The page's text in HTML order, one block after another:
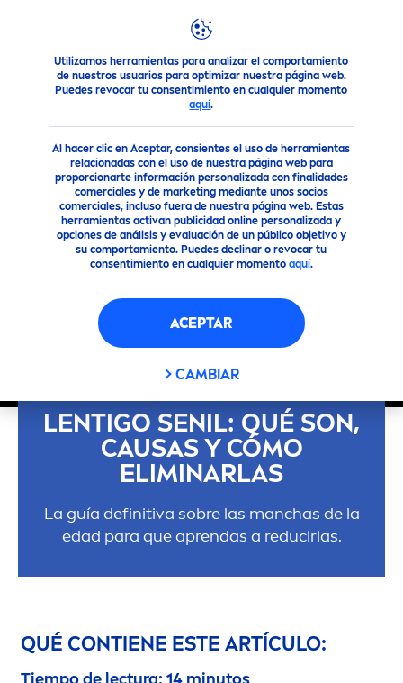
Utilizamos herramientas para analizar el comportamiento
de nuestros usuarios para optimizar nuestra página web.
Puedes revocar tu consentimiento en cualquier momento
aquí.
Al hacer clic en Aceptar, consientes el uso de herramientas
relacionadas con el uso de nuestra página web para
proporcionarte información personalizada con finalidades
comerciales y de marketing mediante unos socios
comerciales, incluso fuera de nuestra página web. Estas
herramientas activan publicidad online personalizada y
opciones de análisis y evaluación de un público objetivo y
su comportamiento. Puedes declinar o revocar tu
consentimiento en cualquier momento aquí.
ACEPTAR
CAMBIAR
Consejo Consejos para la Piel Lentigo senil: qué son,
LENTIGO SENIL: QUÉ SON,
CAUSAS Y CÓMO
ELIMINARLAS
La guía definitiva sobre las manchas de la
edad para que aprendas a reducirlas.
QUÉ CONTIENE ESTE ARTÍCULO: